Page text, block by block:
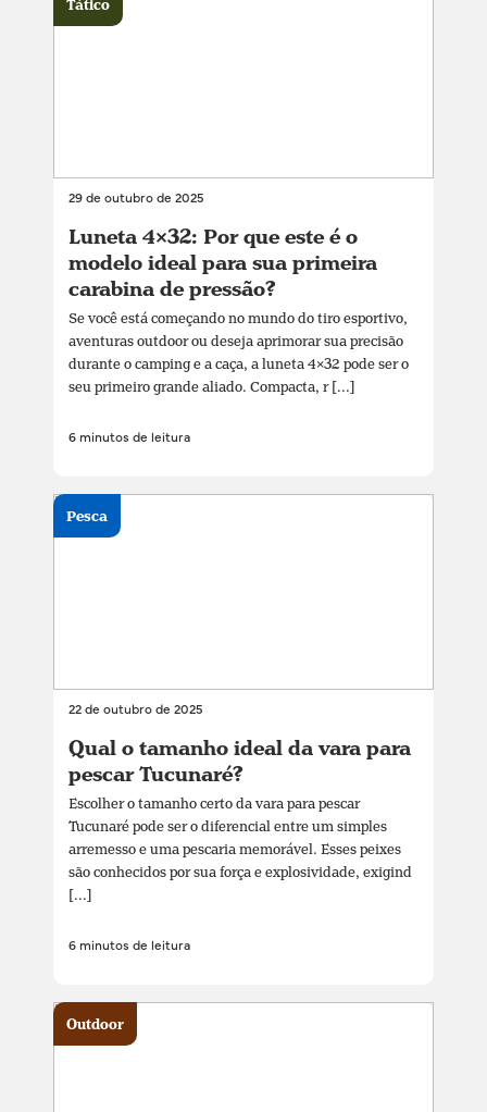
29 de outubro de 2025
Luneta 4×32: Por que este é o
modelo ideal para sua primeira
carabina de pressão?
Se você está começando no mundo do tiro esportivo,
aventuras outdoor ou deseja aprimorar sua precisão
durante o camping e a caça, a luneta 4×32 pode ser o
seu primeiro grande aliado. Compacta, r [...]
6 minutos de leitura
Tático
22 de outubro de 2025
Qual o tamanho ideal da vara para
pescar Tucunaré?
Escolher o tamanho certo da vara para pescar
Tucunaré pode ser o diferencial entre um simples
arremesso e uma pescaria memorável. Esses peixes
são conhecidos por sua força e explosividade, exigind
[...]
6 minutos de leitura
Pesca
Outdoor